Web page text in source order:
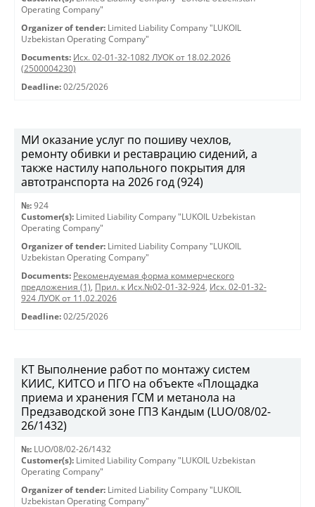
Operating Company"
Organizer of tender: Limited Liability Company "LUKOIL
Uzbekistan Operating Company"
Documents: Исх. 02-01-32-1082 ЛУОК от 18.02.2026
(2500004230)
Deadline: 02/25/2026
МИ оказание услуг по пошиву чехлов,
ремонту обивки и реставрацию сидений, а
также настилу напольного покрытия для
автотранспорта на 2026 год (924)
№: 924
Customer(s): Limited Liability Company "LUKOIL Uzbekistan
Operating Company"
Organizer of tender: Limited Liability Company "LUKOIL
Uzbekistan Operating Company"
Documents: Рекомендуемая форма коммерческого
предложения (1), Прил. к Исх.№02-01-32-924, Исх. 02-01-32-
924 ЛУОК от 11.02.2026
Deadline: 02/25/2026
КТ Выполнение работ по монтажу систем
КИИС, КИТСО и ПГО на объекте «Площадка
приема и хранения ГСМ и метанола на
Предзаводской зоне ГПЗ Кандым (LUO/08/02-
26/1432)
№: LUO/08/02-26/1432
Customer(s): Limited Liability Company "LUKOIL Uzbekistan
Operating Company"
Organizer of tender: Limited Liability Company "LUKOIL
Uzbekistan Operating Company"